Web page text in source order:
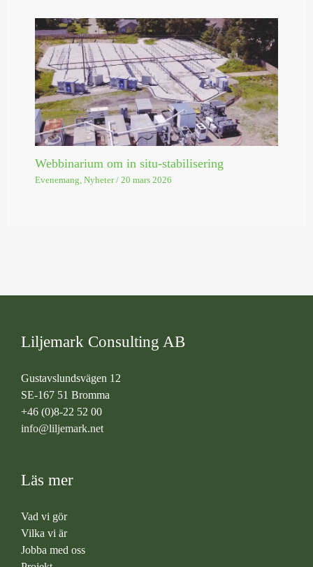
Webbinarium om in situ-stabilisering
Evenemang, Nyheter/ 20 mars 2026
Liljemark Consulting AB
Gustavslundsvägen 12
SE-167 51 Bromma
+46 (0)8-22 52 00
info@liljemark.net
Läs mer
Vad vi gör
Vilka vi är
Jobba med oss